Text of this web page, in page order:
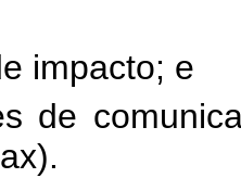
impacto; e
de